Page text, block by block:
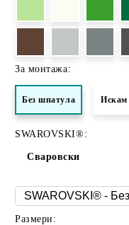
За монтажа:
Без шпатула
SWAROVSKI®:
Сваровски
Размери: